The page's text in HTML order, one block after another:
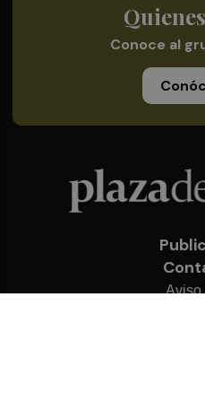
Conoce al
Aviso